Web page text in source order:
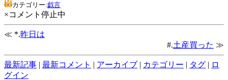
カテゴリー:戯言
×コメント停止中
≪ *.昨日は
#.土産買った ≫
最新記事 | 最新コメント | アーカイブ | カテゴリー | タグ | ロ
グイン